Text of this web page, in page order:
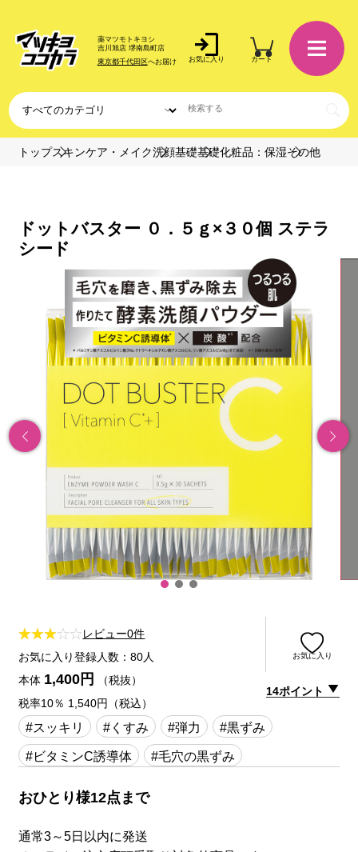
薬マツモトキヨシ
吉川旭店 堺南島町店
東京都千代田区へお届け お気に入り カート
トップスキンケア・メイク洗顔基礎基礎化粧品：保湿その他
ドットバスター ０．５ｇ×３０個 ステラ
シード
レビュー0件
お気に入り登録人数：80人
お気に入り
本体 1,400円
（税抜）
税率10％ 1,540円（税込）
14ポイント
#スッキリ #くすみ #弾力
#黒ずみ
#ビタミンC誘導体
#毛穴の黒ずみ
おひとり様12点まで
通常3～5日以内に発送